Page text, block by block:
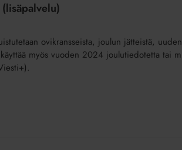
ovikransseista, joulun jätteistä,
myös vuoden 2024 joulutiedotetta tai